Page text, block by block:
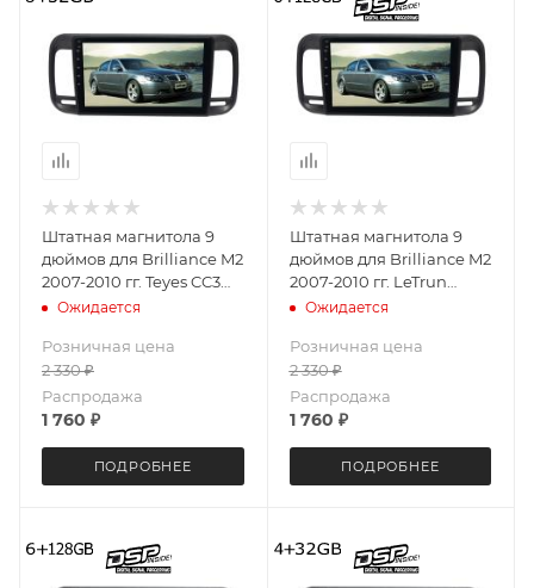
Штатная магнитола 9
дюймов для Brilliance M2
2007-2010 гг. Teyes CC3
4092-5601 2K экран
Ожидается
Розничная цена
2 330₽
Распродажа
1 760 ₽
ПОДРОБНЕЕ
Штатная магнитола 9
дюймов для Brilliance M2
2007-2010 гг. LeTrun
4092-5557 IN Android 10
ядер DSP
Ожидается
Розничная цена
2 330₽
Распродажа
1 760 ₽
ПОДРОБНЕЕ